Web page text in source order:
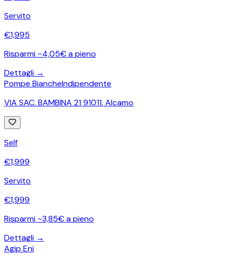
Servito
€1,995
Risparmi ~4,05€ a pieno
Dettagli →
Pompe BiancheIndipendente
VIA SAC. BAMBINA 21 91011,Alcamo
Self
€1,999
Servito
€1,999
Risparmi ~3,85€ a pieno
Dettagli →
Agip Eni